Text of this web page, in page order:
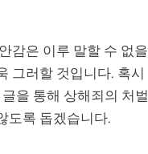
감은 이루 말할 수 없을
그러할 것입니다. 혹시
을 통해 상해죄의 처벌
도록 돕겠습니다.